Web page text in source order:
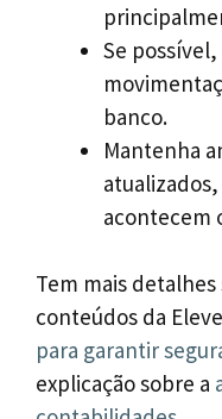
Se
banco.
Mantenha
acontecem
Tem mais
conteúdos da
para garantir
explicação sobre a